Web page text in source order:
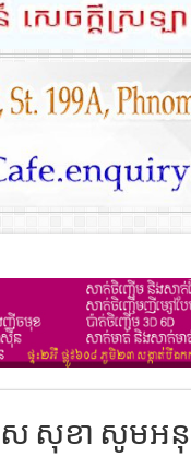
សុខា សូមអនុ